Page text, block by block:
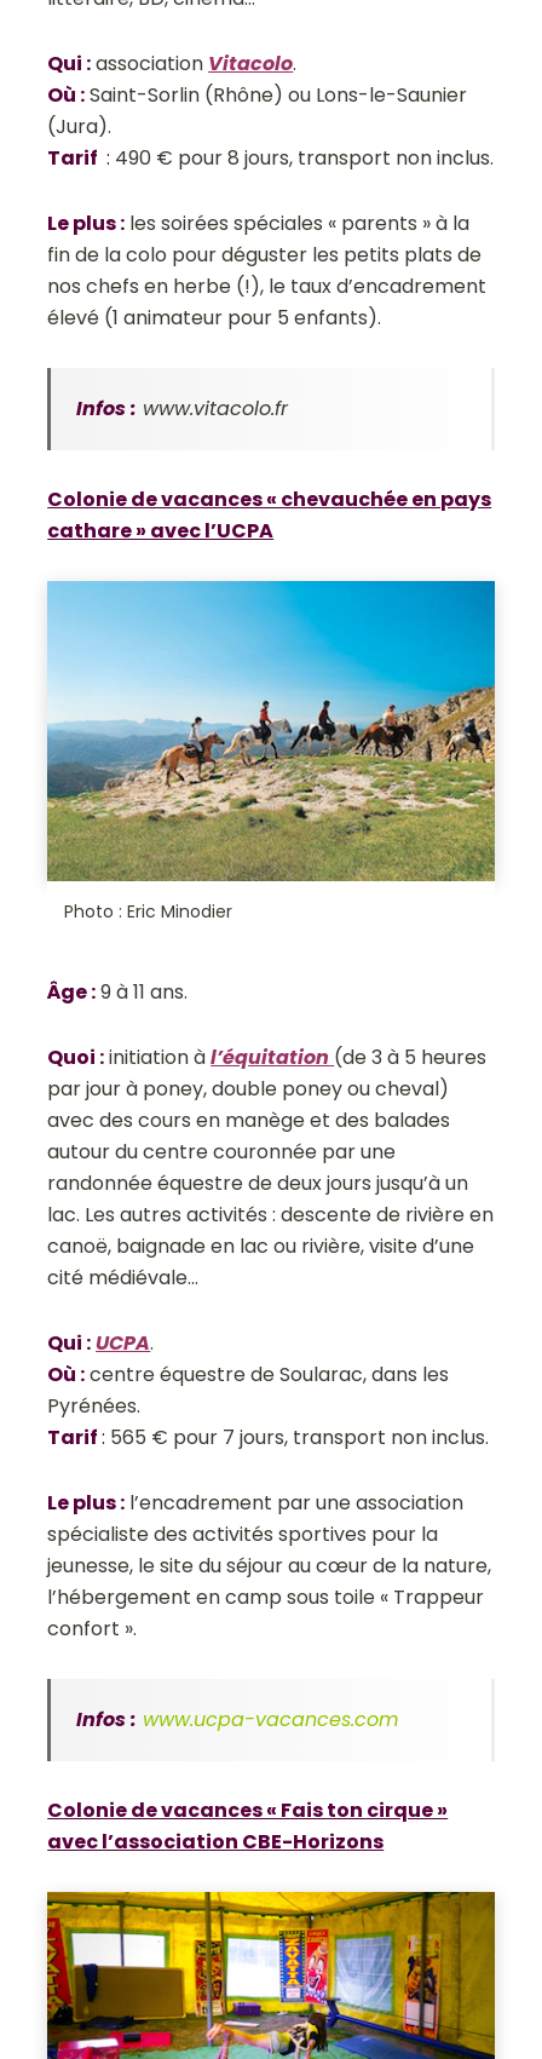
Qui :association Vitacolo.
Où :Saint-Sorlin (Rhône) ou Lons-le-Saunier
(Jura).
Tarif : 490 € pour 8 jours, transport non inclus.
Le plus: les soirées spéciales « parents » à la
fin de la colo pour déguster les petits plats de
nos chefs en herbe (!), le taux d’encadrement
élevé (1 animateur pour 5 enfants).
Infos : www.vitacolo.fr
Colonie de vacances « chevauchée en pays
cathare » avec l’UCPA
Photo : Eric Minodier
Âge:9 à 11 ans.
Quoi :initiation àl’équitation (de 3 à 5 heures
par jour à poney, double poney ou cheval)
avec des cours en manège et des balades
autour du centre couronnée par une
randonnée équestre de deux jours jusqu’à un
lac. Les autres activités : descente de rivière en
canoë, baignade en lac ou rivière, visite d’une
cité médiévale…
Qui :UCPA.
Où :centre équestre de Soularac, dans les
Pyrénées.
Tarif: 565 € pour 7 jours, transport non inclus.
Le plus: l’encadrement par une association
spécialiste des activités sportives pour la
jeunesse, le site du séjour au cœur de la nature,
l’hébergement en camp sous toile « Trappeur
confort ».
Infos : www.ucpa-vacances.com
Colonie de vacances « Fais ton cirque »
avec l’association CBE-Horizons